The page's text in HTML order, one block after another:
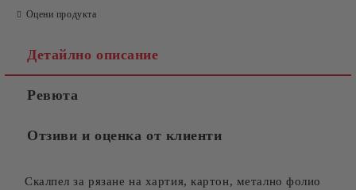
Оцени продукта
Детайлно описание
Ревюта
Отзиви и оценка от клиенти
Скалпел за рязане на хартия, картон, метално фолио